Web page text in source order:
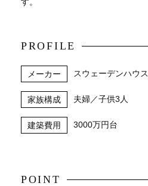
PROFILE
メーカー スウェーデンハウス
家族構成 夫婦／子供3人
建築費用 3000万円台
POINT